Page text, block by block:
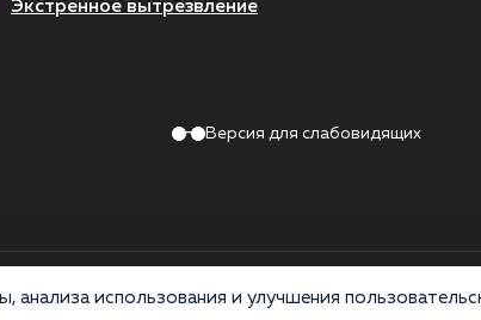
Экстренное вытрезвление
Версия для слабовидящих
Политика конфиденциальности
анализа использования и улучшения